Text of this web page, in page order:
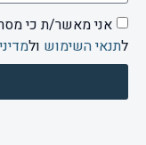
אני מאשר/ת כי
לתנאי השימוש ול